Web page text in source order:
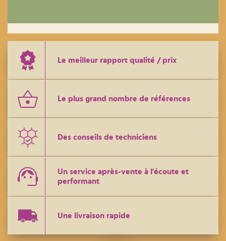
Le meilleur rapport qualité / prix
Le plus grand nombre de références
Des conseils de techniciens
Un service après-vente à l'écoute et
performant
Une livraison rapide